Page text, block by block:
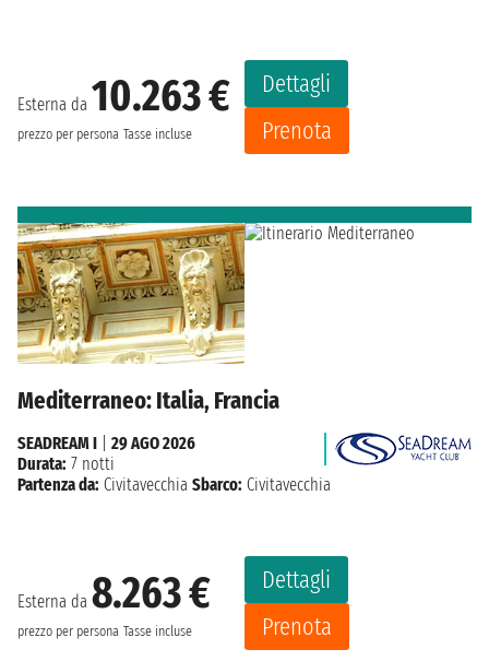
Esterna da 10.263 €
prezzo per persona Tasse incluse
Dettagli
Prenota
Mediterraneo: Italia, Francia
Esterna da 8.263 €
prezzo per persona Tasse incluse
Dettagli
Prenota
SEADREAM I
29 AGO 2026
Durata: 7 notti
Partenza da: Civitavecchia Sbarco: Civitavecchia